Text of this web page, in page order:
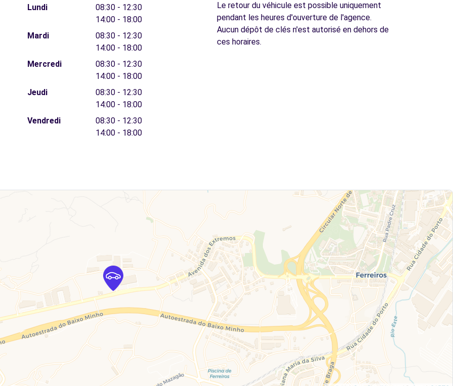
Lundi
08:30 - 12:30
14:00 - 18:00
Mardi
08:30 - 12:30
14:00 - 18:00
Mercredi
08:30 - 12:30
14:00 - 18:00
Jeudi
08:30 - 12:30
14:00 - 18:00
Vendredi
08:30 - 12:30
14:00 - 18:00
Le retour du véhicule est possible uniquement
pendant les heures d'ouverture de l'agence.
Aucun dépôt de clés n'est autorisé en dehors de
ces horaires.